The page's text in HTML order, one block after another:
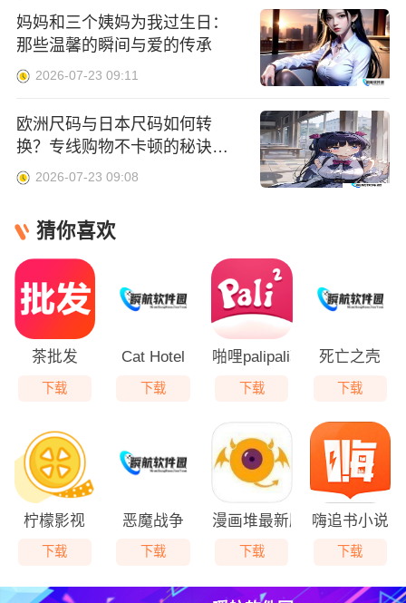
妈妈和三个姨妈为我过生日：
那些温馨的瞬间与爱的传承
2026-07-23 09:11
欧洲尺码与日本尺码如何转
换？专线购物不卡顿的秘诀是
什么？
2026-07-23 09:08
猜你喜欢
茶批发
下载
Cat Hotel
下载
啪哩palipali轻量版
下载
死亡之壳
下载
柠檬影视
下载
恶魔战争
下载
漫画堆最新版
下载
嗨追书小说
下载